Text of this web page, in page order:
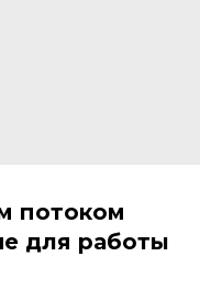
потоком
для работы